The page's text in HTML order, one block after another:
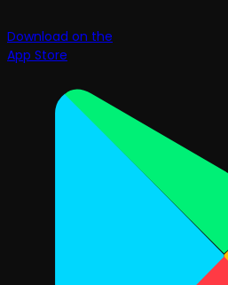
Download on the
App Store